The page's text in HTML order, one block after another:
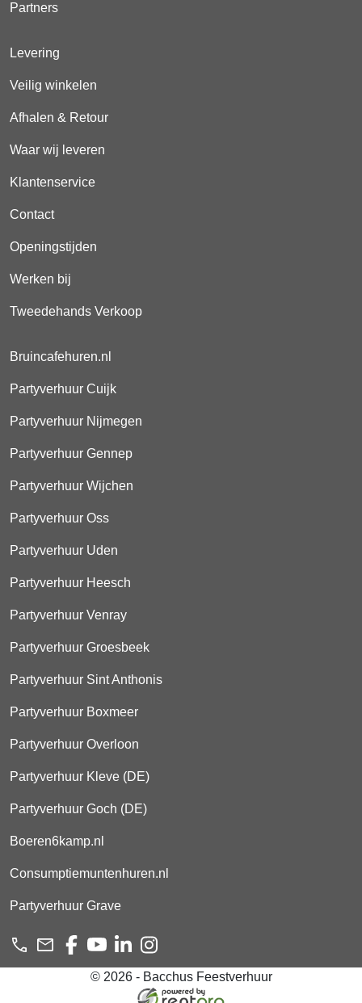
Partners
Levering
Veilig winkelen
Afhalen & Retour
Waar wij leveren
Klantenservice
Contact
Openingstijden
Werken bij
Tweedehands Verkoop
Bruincafehuren.nl
Partyverhuur Cuijk
Partyverhuur Nijmegen
Partyverhuur Gennep
Partyverhuur Wijchen
Partyverhuur Oss
Partyverhuur Uden
Partyverhuur Heesch
Partyverhuur Venray
Partyverhuur Groesbeek
Partyverhuur Sint Anthonis
Partyverhuur Boxmeer
Partyverhuur Overloon
Partyverhuur Kleve (DE)
Partyverhuur Goch (DE)
Boeren6kamp.nl
Consumptiemuntenhuren.nl
Partyverhuur Grave
© 2026 - Bacchus Feestverhuur